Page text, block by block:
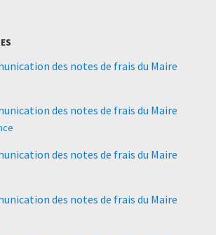
des notes de frais du Maire
des notes de frais du Maire
des notes de frais du Maire
des notes de frais du Maire